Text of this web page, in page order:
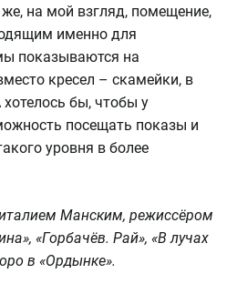
на мой взгляд, помещение,
именно для
показываются на
кресел – скамейки, в
бы, чтобы у
посещать показы и
уровня в более
Манским, режиссёром
«Горбачёв. Рай», «В лучах
в «Ордынке».